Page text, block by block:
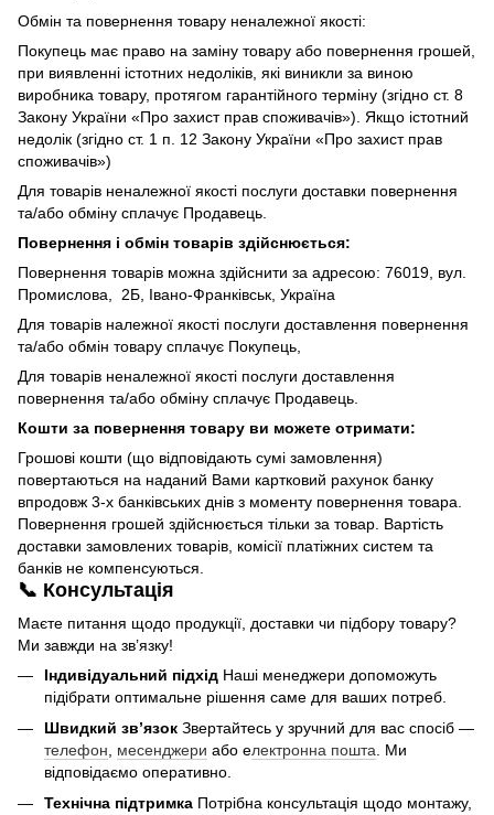
Обмін та повернення товару неналежної якості:
Покупець має право на заміну товару або повернення грошей,
при виявленні істотних недоліків, які виникли за виною
виробника товару, протягом гарантійного терміну (згідно ст. 8
Закону України «Про захист прав споживачів»). Якщо істотний
недолік (згідно ст. 1 п. 12 Закону України «Про захист прав
споживачів»)
Для товарів неналежної якості послуги доставки повернення
та/або обміну сплачує Продавець.
Повернення і обмін товарів здійснюється:
Повернення товарів можна здійснити за адресою: 76019, вул.
Промислова, 2Б, Івано-Франківськ, Україна
Для товарів належної якості послуги доставлення повернення
та/або обмін товару сплачує Покупець,
Для товарів неналежної якості послуги доставлення
повернення та/або обміну сплачує Продавець.
Кошти за повернення товару ви можете отримати:
Грошові кошти (що відповідають сумі замовлення)
повертаються на наданий Вами картковий рахунок банку
впродовж 3-х банківських днів з моменту повернення товара.
Повернення грошей здійснюється тільки за товар. Вартість
доставки замовлених товарів, комісії платіжних систем та
банків не компенсуються.
📞 Консультація
Маєте питання щодо продукції, доставки чи підбору товару?
Ми завжди на зв’язку!
Індивідуальний підхід Наші менеджери допоможуть
підібрати оптимальне рішення саме для ваших потреб.
Швидкий зв’язок Звертайтесь у зручний для вас спосіб —
телефон
месенджери або електронна пошта . Ми
відповідаємо оперативно.
Технічна підтримка Потрібна консультація щодо монтажу,